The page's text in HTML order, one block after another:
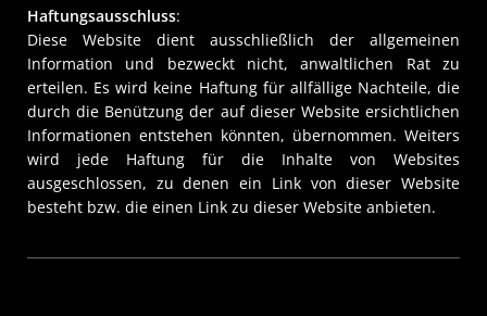
Haftungsausschluss:
Diese Website dient ausschließlich der allgemeinen
Information und bezweckt nicht, anwaltlichen Rat zu
erteilen. Es wird keine Haftung für allfällige Nachteile, die
durch die Benützung der auf dieser Website ersichtlichen
Informationen entstehen könnten, übernommen. Weiters
wird jede Haftung für die Inhalte von Websites
ausgeschlossen, zu denen ein Link von dieser Website
besteht bzw. die einen Link zu dieser Website anbieten.